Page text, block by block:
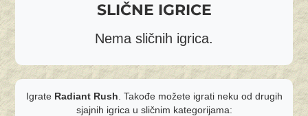
SLIČNE IGRICE
Nema sličnih igrica.
Igrate Radiant Rush . Takođe možete igrati neku od drugih
sjajnih igrica u sličnim kategorijama: